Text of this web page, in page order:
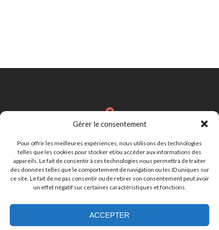
Gérer le consentement
Pour offrir les meilleures expériences, nous utilisons des technologies
telles que les cookies pour stocker et/ou accéder aux informations des
appareils. Le fait de consentir à ces technologies nous permettra de traiter
des données telles que le comportement de navigation ou les ID uniques sur
ce site. Le fait de ne pas consentir ou de retirer son consentement peut avoir
un effet négatif sur certaines caractéristiques et fonctions.
ACCEPTER
Brignais
cynthia.lebastard@gmail.com
07.81.50.19.28